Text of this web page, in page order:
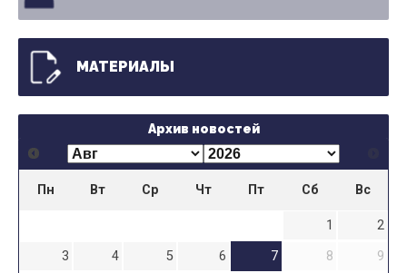
МАТЕРИАЛЫ
Архив новостей
Пн Вт Ср Чт Пт Сб Вс
1
2
3
4 5 6 7 8
9